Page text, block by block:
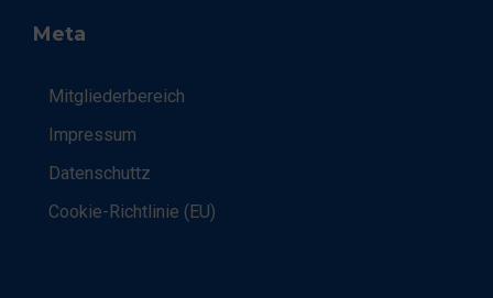
Meta
Mitgliederbereich
Impressum
Datenschuttz
Cookie-Richtlinie (EU)